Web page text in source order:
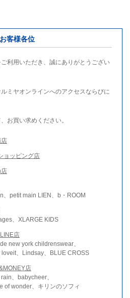
お客様各位
利用いただき、誠にありがとうござい
ミヤオンラインへのアクセスならびに
お買い求めください。
ョッピング店
、petit main LIEN、b・ROOM
、XLARGE KIDS
店
new york childrenswear、
、Lindsay、BLUE CROSS
店
、babycheer、
of wonder、キリンのソフィ